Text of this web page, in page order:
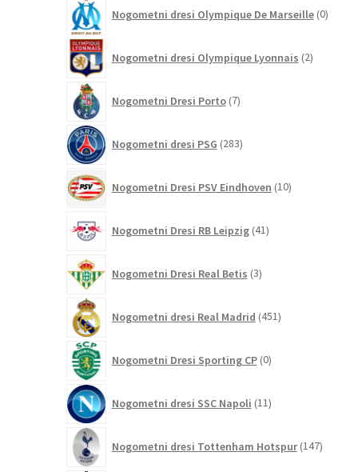
Nogometni dresi Olympique De Marseille 0
Nogometni dresi Olympique Lyonnais 2izdelka
Nogometni Dresi Porto 7izdelkov
Nogometni dresi PSG 283izdelkov
Nogometni Dresi PSV Eindhoven 10izdelkov
Nogometni Dresi RB Leipzig 41izdelkov
Nogometni Dresi Real Betis 3izdelki
Nogometni dresi Real Madrid 451izdelkov
Nogometni Dresi Sporting CP 0izdelkov
Nogometni dresi SSC Napoli 11izdelkov
Nogometni dresi Tottenham Hotspur 147